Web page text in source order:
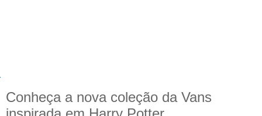
Conheça a nova coleção da Vans